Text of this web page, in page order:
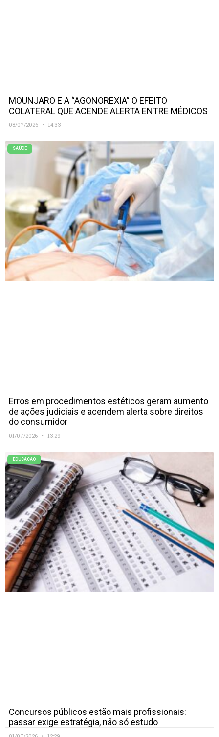
MOUNJARO E A “AGONOREXIA” O EFEITO
COLATERAL QUE ACENDE ALERTA ENTRE MÉDICOS
08/07/2026 14:33
SAÚDE
Erros em procedimentos estéticos geram aumento
de ações judiciais e acendem alerta sobre direitos
do consumidor
01/07/2026 13:29
EDUCAÇÃO
Concursos públicos estão mais profissionais:
passar exige estratégia, não só estudo